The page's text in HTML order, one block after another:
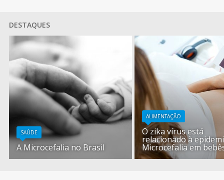
DESTAQUES
SAÚDE
A Microcefalia no Brasil
ALIMENTAÇÃO
O zika vírus está
relacionado à
Microcefalia em